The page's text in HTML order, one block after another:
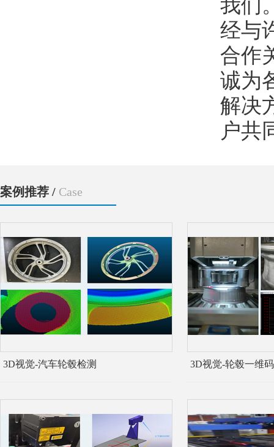
我们
经与
合作
诚为
解决
户共
案例推荐 / Case
3D视觉-汽车轮毂检测 3D视觉-轮毂一维